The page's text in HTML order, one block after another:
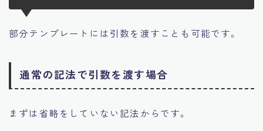
部分テンプレートには引数を渡すことも可能です。
通常の記法で引数を渡す場合
まずは省略をしていない記法からです。